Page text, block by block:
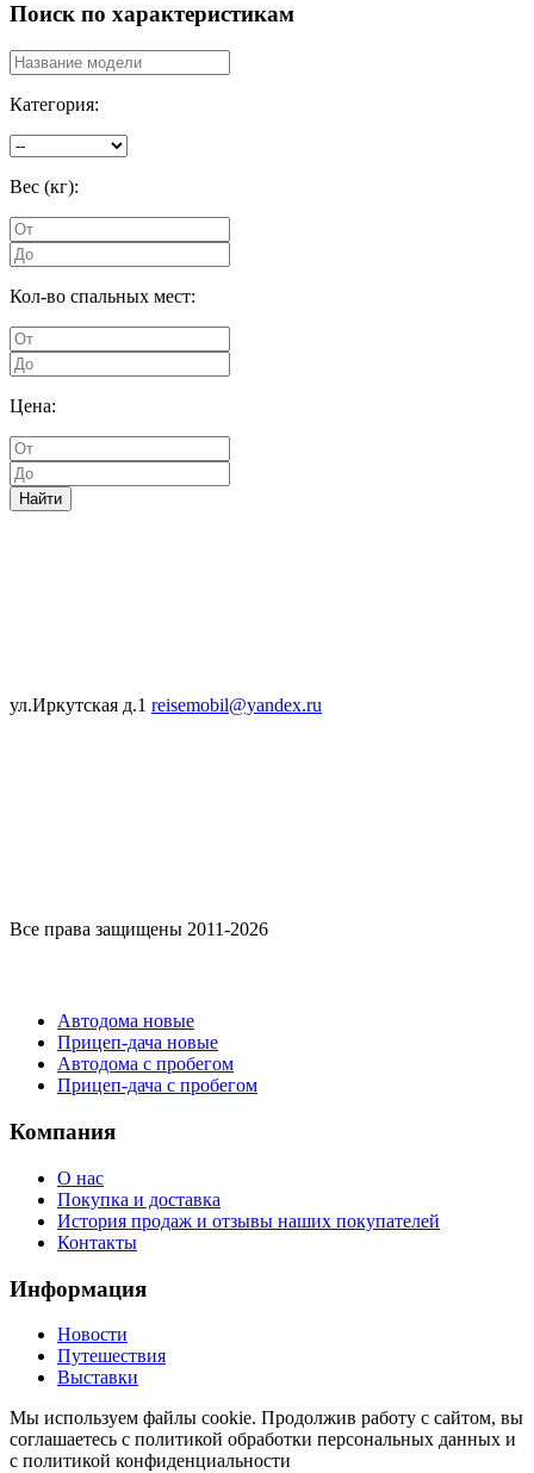
Поиск по характеристикам
Категория:
Вес (кг):
Кол-во спальных мест:
Цена:
Найти
ул.Иркутская д.1 reisemobil@yandex.ru
Все права защищены 2011-2026
Автодома новые
Прицеп-дача новые
Автодома с пробегом
Прицеп-дача с пробегом
Компания
О нас
Покупка и доставка
История продаж и отзывы наших покупателей
Контакты
Информация
Новости
Путешествия
Выставки
Мы используем файлы cookie. Продолжив работу с сайтом, вы
соглашаетесь с политикой обработки персональных данных и
с политикой конфиденциальности